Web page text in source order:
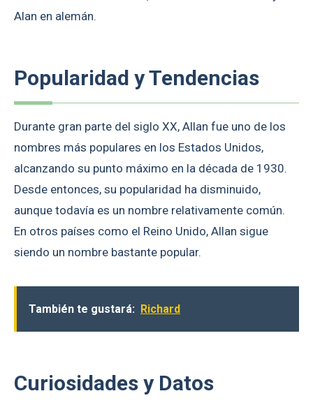
Alan en alemán.
Popularidad y Tendencias
Durante gran parte del siglo XX, Allan fue uno de los
nombres más populares en los Estados Unidos,
alcanzando su punto máximo en la década de 1930.
Desde entonces, su popularidad ha disminuido,
aunque todavía es un nombre relativamente común.
En otros países como el Reino Unido, Allan sigue
siendo un nombre bastante popular.
También te gustará: Richard
Curiosidades y Datos